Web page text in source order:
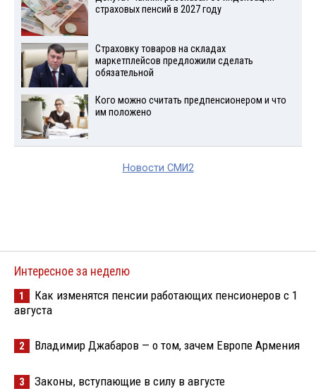
страховых пенсий в 2027 году
Страховку товаров на складах
маркетплейсов предложили сделать
обязательной
Кого можно считать предпенсионером и что
им положено
Новости СМИ2
Интересное за неделю
1
Как изменятся пенсии работающих пенсионеров с 1
августа
2 Владимир Джабаров — о том, зачем Европе Армения
3 Законы, вступающие в силу в августе